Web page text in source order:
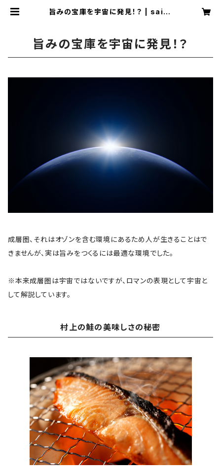
旨みの宝庫を宇宙に発見！？ | saita
旨みの宝庫を宇宙に発見！？
成層圏、それはオゾンを含む環境にあるため人が生きることはで
きませんが、実は旨みをつくるには最適な環境でした。
※本来成層圏は宇宙ではないですが、ロマンの表現として宇宙と
して解説しています。
村上の鮭の美味しさの秘密